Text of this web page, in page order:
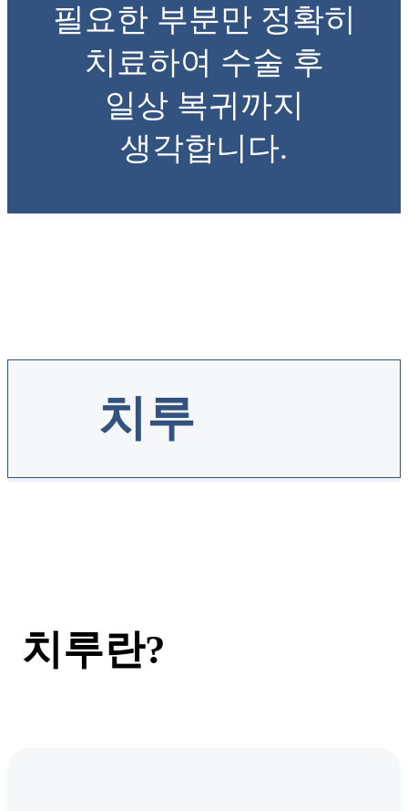
필요한 부분만 정확히
치료하여 수술 후
일상 복귀까지
생각합니다.
치루
치루란?